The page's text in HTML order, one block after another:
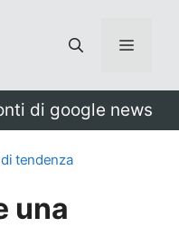
Menu
di google news
tendenza
una